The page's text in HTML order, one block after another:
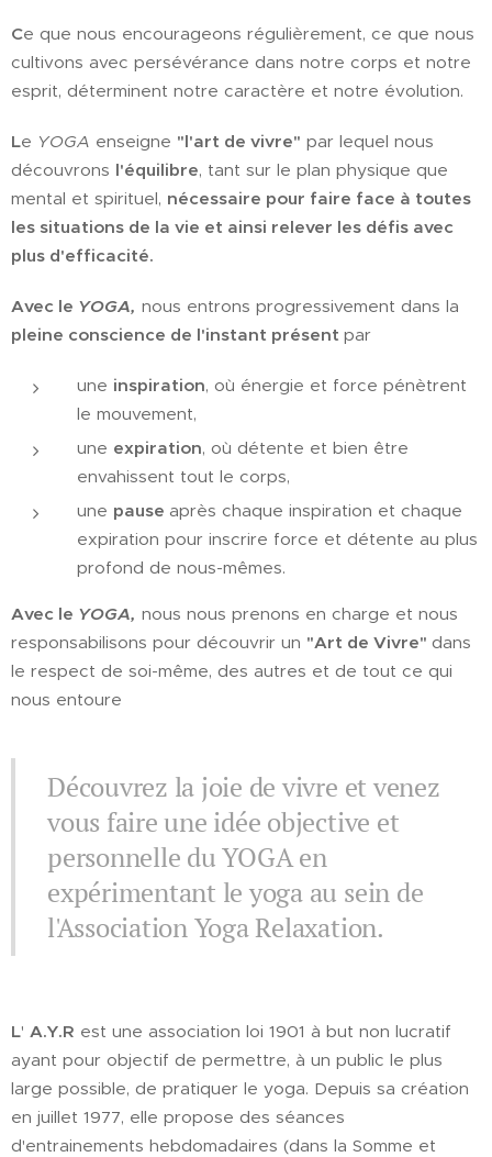
Ce que nous encourageons régulièrement, ce que nous
cultivons avec persévérance dans notre corps et notre
esprit, déterminent notre caractère et notre évolution.
Le YOGA enseigne "l'art de vivre" par lequel nous
découvrons l'équilibre, tant sur le plan physique que
mental et spirituel, nécessaire pour faire face à toutes
les situations de la vie et ainsi relever les défis avec
plus d'efficacité.
Avec le YOGA, nous entrons progressivement dans la
pleine conscience de l'instant présent par
une inspiration, où énergie et force pénètrent
le mouvement,
une expiration, où détente et bien être
envahissent tout le corps,
une pause après chaque inspiration et chaque
expiration pour inscrire force et détente au plus
profond de nous-mêmes.
Avec le YOGA, nous nous prenons en charge et nous
responsabilisons pour découvrir un "Art de Vivre" dans
le respect de soi-même, des autres et de tout ce qui
nous entoure
Découvrez la joie de vivre et venez
vous faire une idée objective et
personnelle du YOGA en
expérimentant le yoga au sein de
l'Association Yoga Relaxation.
L' A.Y.R est une association loi 1901 à but non lucratif
ayant pour objectif de permettre, à un public le plus
large possible, de pratiquer le yoga. Depuis sa création
en juillet 1977, elle propose des séances
d'entrainements hebdomadaires (dans la Somme et